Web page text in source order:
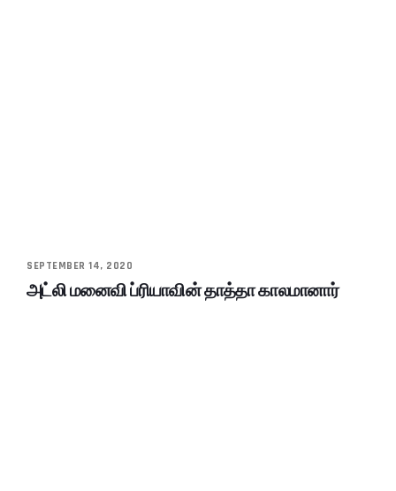
SEPTEMBER 14, 2020
அட்லி மனைவி ப்ரியாவின் தாத்தா காலமானார்